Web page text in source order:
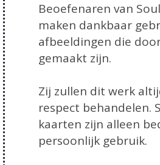
Beoefenaren van
maken dankbaar
afbeeldingen die
gemaakt zijn.
Zij zullen dit werk
respect behandelen.
kaarten zijn alleen
persoonlijk gebruik.